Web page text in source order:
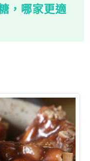
，哪家更適